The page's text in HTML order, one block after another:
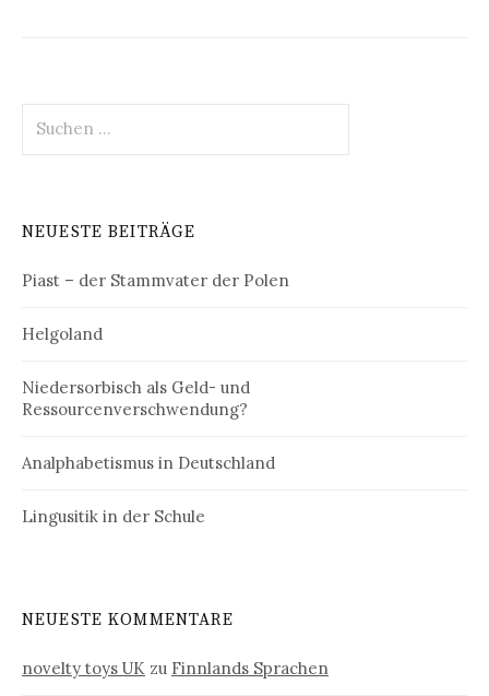
nach:
NEUESTE BEITRÄGE
Piast – der Stammvater der Polen
Helgoland
Niedersorbisch als Geld- und
Ressourcenverschwendung?
Analphabetismus in Deutschland
Lingusitik in der Schule
NEUESTE KOMMENTARE
novelty toys UK zu Finnlands Sprachen